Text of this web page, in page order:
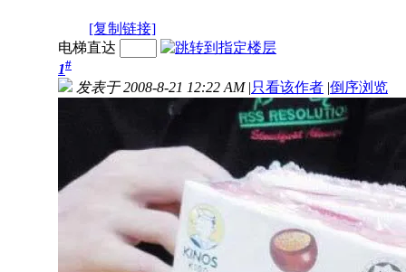
[复制链接]
电梯直达
1#
发表于 2008-8-21 12:22 AM |只看该作者 |倒序浏览